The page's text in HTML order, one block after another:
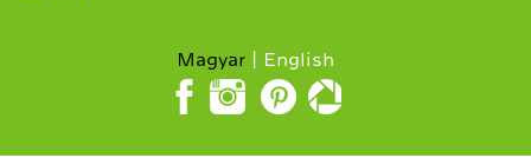
Magyar English